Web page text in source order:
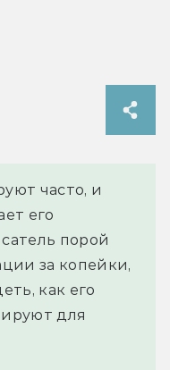
часто, и
его
порой
за копейки,
как его
для